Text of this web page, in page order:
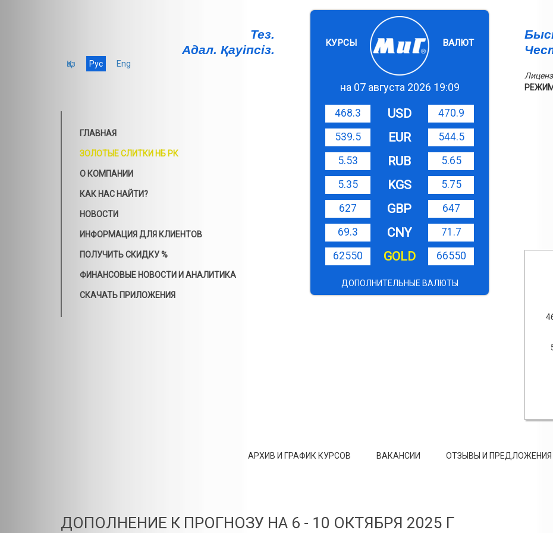
Тез.
Адал. Қауiпсiз.
КУРСЫ ВАЛЮТ
на 07 августа 2026 19:09
468.3 USD
470.9
539.5
EUR
544.5
5.53
RUB
5.65
5.35
KGS
5.75
627
GBP
647
69.3
CNY
71.7
62550
GOLD 66550
ДОПОЛНИТЕЛЬНЫЕ ВАЛЮТЫ
Қаз Рус Eng
ГЛАВНАЯ
ЗОЛОТЫЕ СЛИТКИ НБ РК
О КОМПАНИИ
КАК НАС НАЙТИ?
НОВОСТИ
ИНФОРМАЦИЯ ДЛЯ КЛИЕНТОВ
ПОЛУЧИТЬ СКИДКУ %
ФИНАНСОВЫЕ НОВОСТИ И АНАЛИТИКА
СКАЧАТЬ ПРИЛОЖЕНИЯ
АРХИВ И ГРАФИК КУРСОВ ВАКАНСИИ ОТЗЫВЫ И ПРЕДЛОЖЕНИЯ
ДОПОЛНЕНИЕ К ПРОГНОЗУ НА 6 - 10 ОКТЯБРЯ 2025 Г